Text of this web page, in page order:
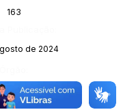
163
de 2024
Saúde